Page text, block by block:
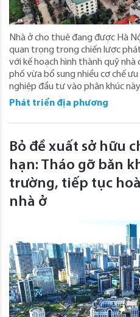
Nhà ở cho thuê đang được Hà
quan trọng trong chiến lược
với kế hoạch hình thành quỹ
phố vừa bổ sung nhiều cơ chế
nghiệp đầu tư vào phân khúc
Phát triển địa phương
Bỏ đề xuất sở hữu
hạn: Tháo gỡ băn
trường, tiếp tục
nhà ở